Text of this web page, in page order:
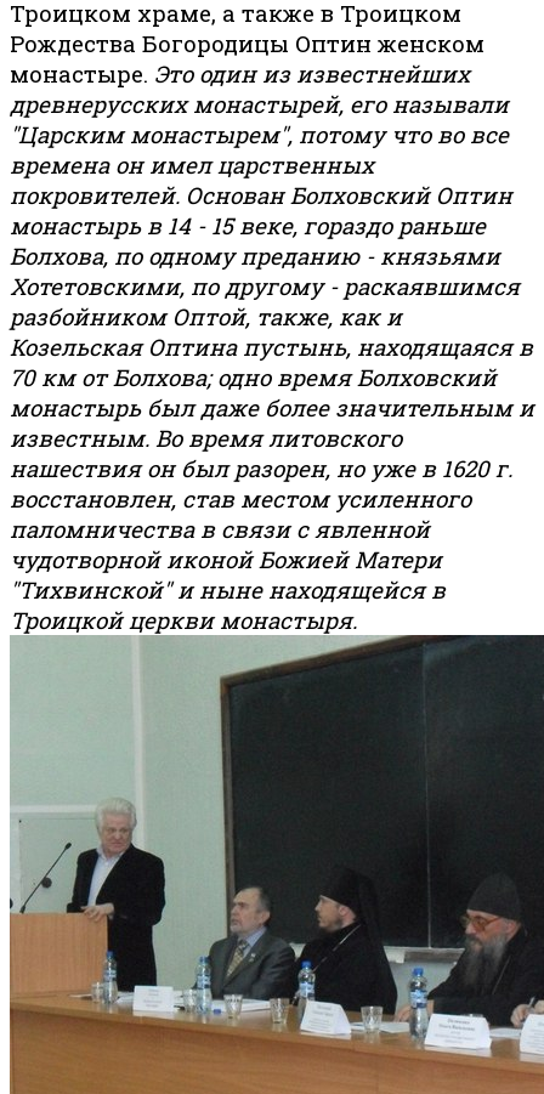
Троицком храме, а также в Троицком
Рождества Богородицы Оптин женском
монастыре. Это один из известнейших
древнерусских монастырей, его называли
"Царским монастырем", потому что во все
времена он имел царственных
покровителей. Основан Болховский Оптин
монастырь в 14 - 15 веке, гораздо раньше
Болхова, по одному преданию - князьями
Хотетовскими, по другому - раскаявшимся
разбойником Оптой, также, как и
Козельская Оптина пустынь, находящаяся в
70 км от Болхова; одно время Болховский
монастырь был даже более значительным и
известным. Во время литовского
нашествия он был разорен, но уже в 1620 г.
восстановлен, став местом усиленного
паломничества в связи с явленной
чудотворной иконой Божией Матери
"Тихвинской" и ныне находящейся в
Троицкой церкви монастыря.